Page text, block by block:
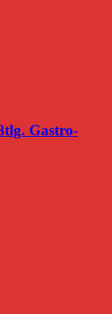
Gastro-